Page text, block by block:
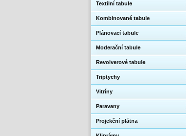
Textilní tabule
Kombinované tabule
Plánovací tabule
Moderační tabule
Revolverové tabule
Triptychy
Vitríny
Paravany
Projekční plátna